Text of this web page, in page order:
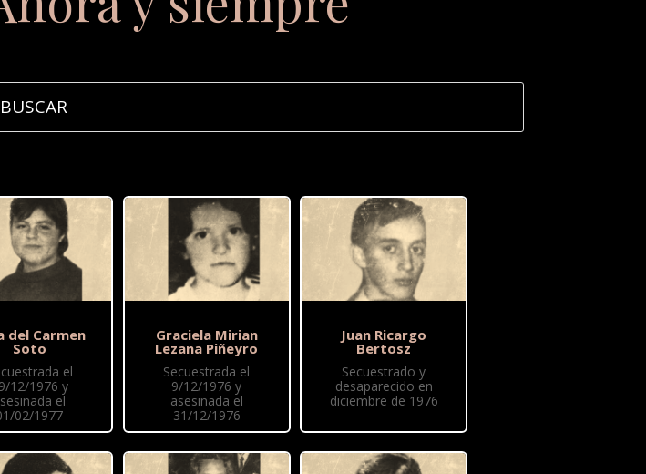
del Carmen
Soto
el
12/1976 y
el
02/1977
Graciela Mirian
Lezana Piñeyro
Secuestrada el
9/12/1976 y
asesinada el
31/12/1976
Juan Ricargo
Bertosz
Secuestrado y
desaparecido en
diciembre de 1976